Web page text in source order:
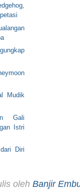
Mudik
Gali
Istri
Diri
oleh Banjir